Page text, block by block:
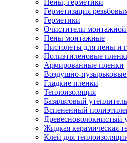
Пены, герметики
Герметизация
Герметики
Очистители
Пены монтажные
Пистолеты для пены и
Полиэтиленовые
Армированные пленки
Воздушно-
Гладкие пленки
Теплоизоляция
Базальтовый утеплитель
Вспененный
Древесноволокнистый
Жидкая керамическая
Клей для